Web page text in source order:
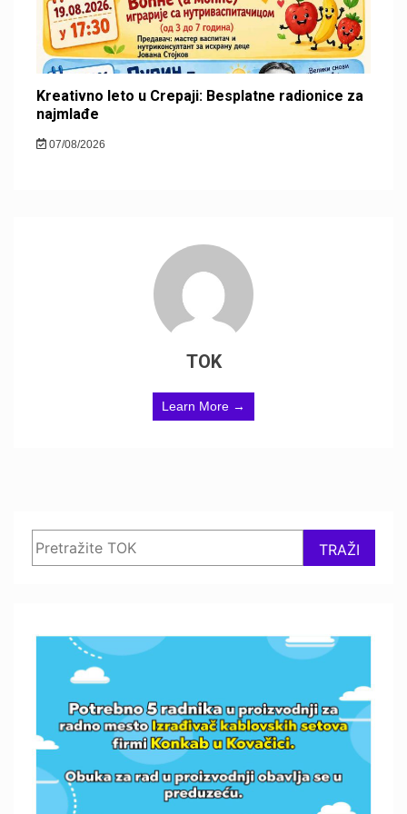
Kreativno leto u Crepaji: Besplatne radionice za
najmlađe
07/08/2026
TOK
Learn More →
TRAŽI